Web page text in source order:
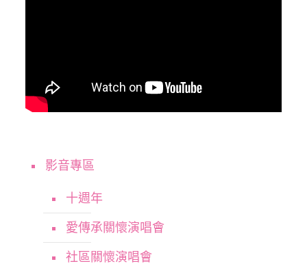
影音專區
十週年
愛傳承關懷演唱會
社區關懷演唱會